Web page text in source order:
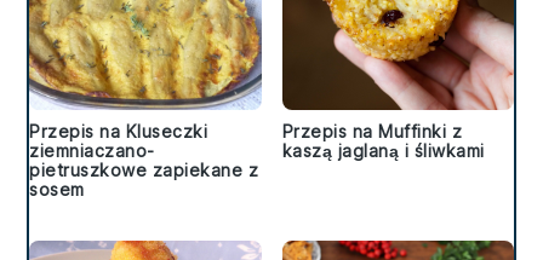
Przepis na Kluseczki
ziemniaczano-
pietruszkowe zapiekane z
sosem
Przepis na Muffinki z
kaszą jaglaną i śliwkami